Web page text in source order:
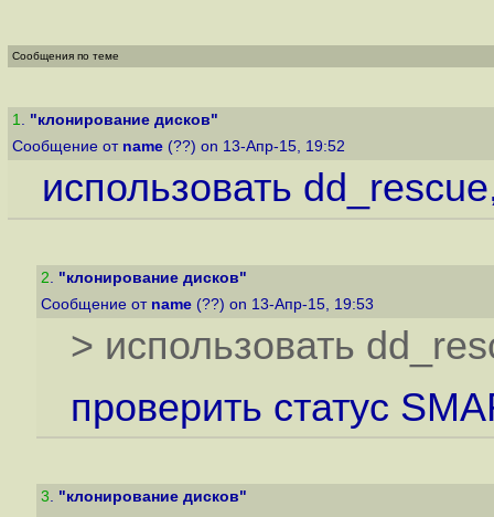
Сообщения по теме
1. "клонирование дисков"
Сообщение от name (??) on 13-Апр-15, 19:52
использовать
2. "клонирование дисков"
Сообщение от name (??) on 13-Апр-15, 19:53
> использовать
проверить статус
3. "клонирование дисков"